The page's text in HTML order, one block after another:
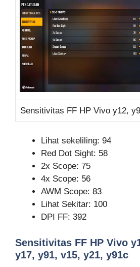
Sensitivitas FF HP Vivo y12,
Lihat sekeliling: 94
Red Dot Sight: 58
2x Scope: 75
4x Scope: 56
AWM Scope: 83
Lihat Sekitar: 100
DPI FF: 392
Sensitivitas FF HP Vivo
y17, y91, v15, y21, y91c